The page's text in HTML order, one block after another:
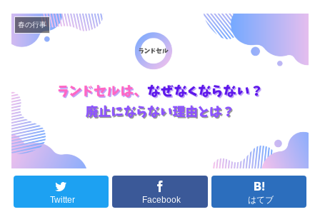
春の行事
Twitter Facebook はてブ